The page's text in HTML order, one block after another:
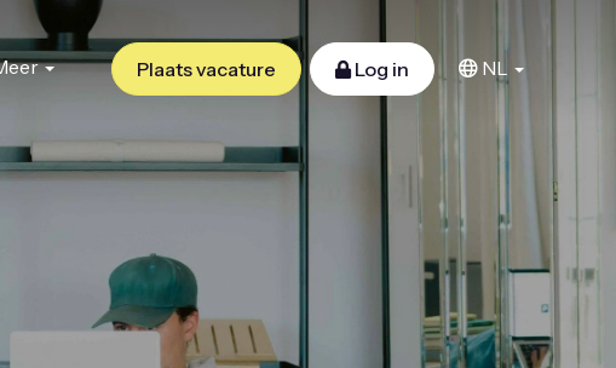
Plaats vacature Log in NL